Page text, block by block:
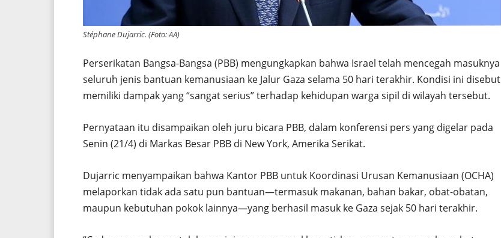
Stéphane Dujarric. (Foto: AA)
Perserikatan Bangsa-Bangsa (PBB) mengungkapkan bahwa Israel telah mencegah masuknya
seluruh jenis bantuan kemanusiaan ke Jalur Gaza selama 50 hari terakhir. Kondisi ini disebut
memiliki dampak yang “sangat serius” terhadap kehidupan warga sipil di wilayah tersebut.
Pernyataan itu disampaikan oleh juru bicara PBB, dalam konferensi pers yang digelar pada
Senin (21/4) di Markas Besar PBB di New York, Amerika Serikat.
Dujarric menyampaikan bahwa Kantor PBB untuk Koordinasi Urusan Kemanusiaan (OCHA)
melaporkan tidak ada satu pun bantuan—termasuk makanan, bahan bakar, obat-obatan,
maupun kebutuhan pokok lainnya—yang berhasil masuk ke Gaza sejak 50 hari terakhir.